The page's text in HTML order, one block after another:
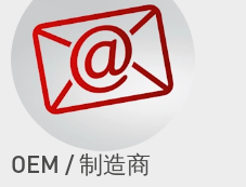
OEM / 制造商